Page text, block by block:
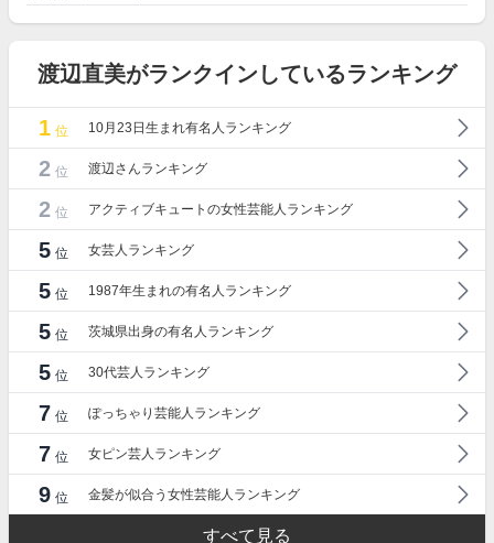
渡辺直美がランクインしているランキング
1 位 10月23日生まれ有名人ランキング
2 位 渡辺さんランキング
2 位 アクティブキュートの女性芸能人ランキング
5 位 女芸人ランキング
5 位 1987年生まれの有名人ランキング
5 位 茨城県出身の有名人ランキング
5 位 30代芸人ランキング
7 位 ぽっちゃり芸能人ランキング
7 位 女ピン芸人ランキング
9 位 金髪が似合う女性芸能人ランキング
すべて見る